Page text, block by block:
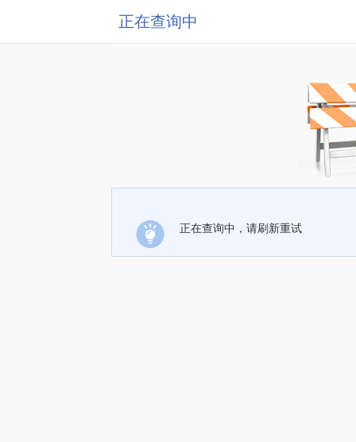
正在查询中
正在查询中，请刷新重试